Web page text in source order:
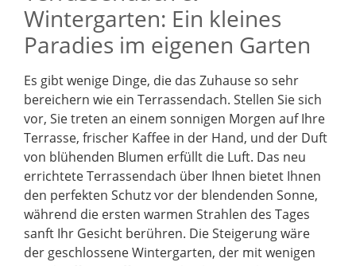
Wintergarten: Ein kleines
Paradies im eigenen Garten
Es gibt wenige Dinge, die das Zuhause so sehr
bereichern wie ein Terrassendach. Stellen Sie sich
vor, Sie treten an einem sonnigen Morgen auf Ihre
Terrasse, frischer Kaffee in der Hand, und der Duft
von blühenden Blumen erfüllt die Luft. Das neu
errichtete Terrassendach über Ihnen bietet Ihnen
den perfekten Schutz vor der blendenden Sonne,
während die ersten warmen Strahlen des Tages
sanft Ihr Gesicht berühren. Die Steigerung wäre
der geschlossene Wintergarten, der mit wenigen